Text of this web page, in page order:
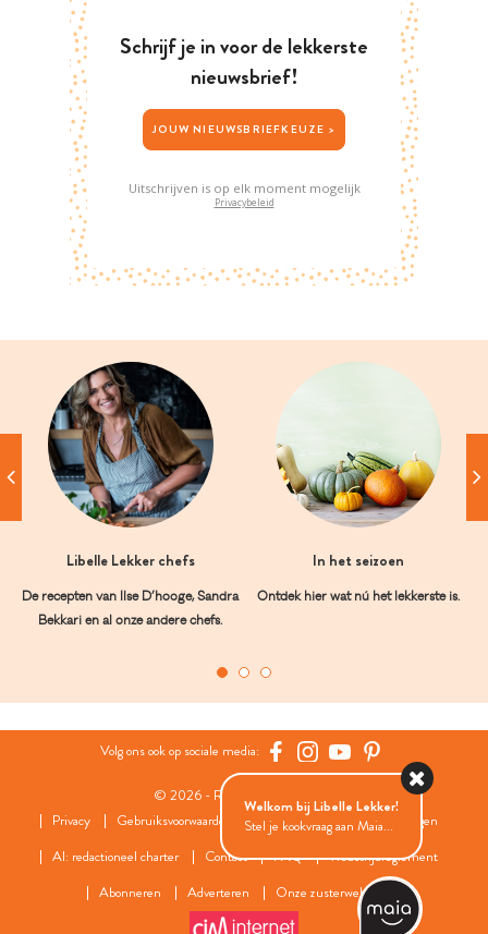
Schrijf je in voor de lekkerste
nieuwsbrief!
JOUW NIEUWSBRIEFKEUZE >
Uitschrijven is op elk moment mogelijk
Privacybeleid
Libelle Lekker chefs
De recepten van Ilse D’hooge, Sandra
Bekkari en al onze andere chefs.
In het seizoen
Ontdek hier wat nú het lekkerste is.
Volg ons ook op sociale media:
© 2026 - Roularta Media Group
Privacy
Gebruiksvoorwaarden Cookies
Cookies instellingen
AI: redactioneel charter
Contact FAQ
Wedstrijdreglement
Abonneren
Adverteren Onze zusterwebsites
Welkom bij Libelle Lekker!
Stel je kookvraag aan Maia...